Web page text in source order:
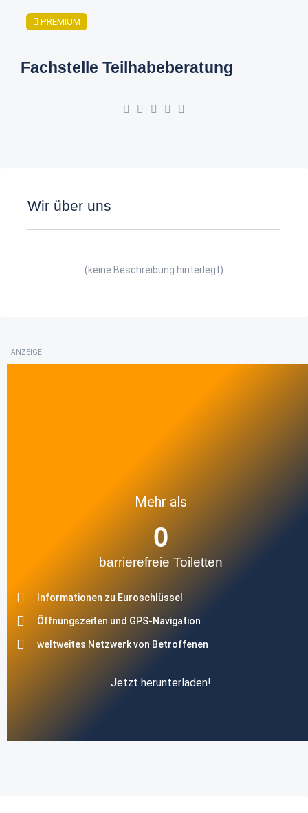
PREMIUM
Fachstelle Teilhabeberatung
Wir über uns
(keine Beschreibung hinterlegt)
ANZEIGE
Mehr als
barrierefreie Toiletten
0
Informationen zu Euroschlüssel
Öffnungszeiten und GPS-Navigation
weltweites Netzwerk von Betroffenen
Jetzt herunterladen!